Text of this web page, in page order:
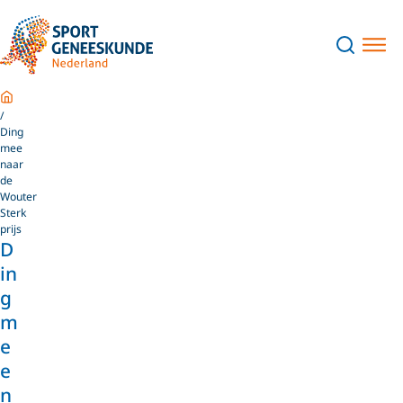
Home
Ding
mee
naar
de
Wouter
Sterk
prijs
D
in
g
m
e
e
n